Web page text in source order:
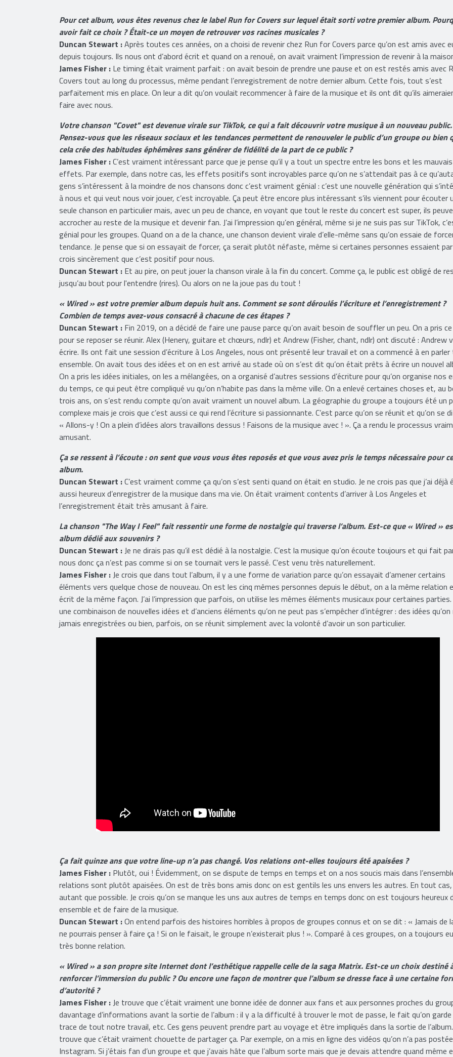
Pour cet album, vous êtes revenus chez le label Run for Covers sur lequel était sorti votre premier album.
avoir fait ce choix ? Était-ce un moyen de retrouver vos racines musicales ?
Duncan Stewart : Après toutes ces années, on a choisi de revenir chez Run for Covers parce qu’on est amis avec
depuis toujours. Ils nous ont d’abord écrit et quand on a renoué, on avait vraiment l’impression de revenir à la
James Fisher : Le timing était vraiment parfait : on avait besoin de prendre une pause et on est restés amis avec
Covers tout au long du processus, même pendant l’enregistrement de notre dernier album. Cette fois, tout s’est
parfaitement mis en place. On leur a dit qu’on voulait recommencer à faire de la musique et ils ont dit qu’ils
faire avec nous.
Votre chanson "Covet" est devenue virale sur TikTok, ce qui a fait découvrir votre musique à un nouveau public.
Pensez-vous que les réseaux sociaux et les tendances permettent de renouveler le public d’un groupe ou bien
cela crée des habitudes éphémères sans générer de fidélité de la part de ce public ?
James Fisher :C’est vraiment intéressant parce que je pense qu’il y a tout un spectre entre les bons et les mauvais
effets. Par exemple, dans notre cas, les effets positifs sont incroyables parce qu’on ne s’attendait pas à ce
gens s’intéressent à la moindre de nos chansons donc c’est vraiment génial : c’est une nouvelle génération qui
à nous et qui veut nous voir jouer, c’est incroyable. Ça peut être encore plus intéressant s’ils viennent pour écouter
seule chanson en particulier mais, avec un peu de chance, en voyant que tout le reste du concert est super, ils
accrocher au reste de la musique et devenir fan. J’ai l’impression qu’en général, même si je ne suis pas sur TikTok,
génial pour les groupes. Quand on a de la chance, une chanson devient virale d’elle-même sans qu’on essaie de
tendance. Je pense que si on essayait de forcer, ça serait plutôt néfaste, même si certaines personnes essaient
crois sincèrement que c’est positif pour nous.
Duncan Stewart :Et au pire, on peut jouer la chanson virale à la fin du concert. Comme ça, le public est obligé de
jusqu’au bout pour l'entendre (rires). Ou alors on ne la joue pas du tout !
« Wired » est votre premier album depuis huit ans. Comment se sont déroulés l’écriture et l’enregistrement ?
Combien de temps avez-vous consacré à chacune de ces étapes ?
Duncan Stewart : Fin 2019, on a décidé de faire une pause parce qu’on avait besoin de souffler un peu. On a pris
pour se reposer se réunir. Alex (Henery, guitare et chœurs, ndlr) et Andrew (Fisher, chant, ndlr) ont discuté : Andrew
écrire. Ils ont fait une session d’écriture à Los Angeles, nous ont présenté leur travail et on a commencé à en
ensemble. On avait tous des idées et on en est arrivé au stade où on s’est dit qu’on était prêts à écrire un nouvel
On a pris les idées initiales, on les a mélangées, on a organisé d’autres sessions d’écriture pour qu’on organise nos
du temps, ce qui peut être compliqué vu qu’on n’habite pas dans la même ville. On a enlevé certaines choses et, au
trois ans, on s’est rendu compte qu’on avait vraiment un nouvel album. La géographie du groupe a toujours été un
complexe mais je crois que c’est aussi ce qui rend l’écriture si passionnante. C’est parce qu’on se réunit et qu’on se
« Allons-y ! On a plein d’idées alors travaillons dessus ! Faisons de la musique avec ! ». Ça a rendu le processus
amusant.
Ça se ressent à l’écoute : on sent que vous vous êtes reposés et que vous avez pris le temps nécessaire pour
album.
Duncan Stewart :C’est vraiment comme ça qu’on s’est senti quand on était en studio. Je ne crois pas que j’ai déjà
aussi heureux d’enregistrer de la musique dans ma vie. On était vraiment contents d’arriver à Los Angeles et
l’enregistrement était très amusant à faire.
La chanson "The Way I Feel" fait ressentir une forme de nostalgie qui traverse l’album. Est-ce que « Wired »
album dédié aux souvenirs ?
Duncan Stewart : Je ne dirais pas qu’il est dédié à la nostalgie. C’est la musique qu’on écoute toujours et qui fait
nous donc ça n’est pas comme si on se tournait vers le passé. C’est venu très naturellement.
James Fisher :Je crois que dans tout l’album, il y a une forme de variation parce qu’on essayait d’amener certains
éléments vers quelque chose de nouveau. On est les cinq mêmes personnes depuis le début, on a la même relation
écrit de la même façon. J’ai l’impression que parfois, on utilise les mêmes éléments musicaux pour certaines parties.
une combinaison de nouvelles idées et d’anciens éléments qu’on ne peut pas s’empêcher d’intégrer : des idées qu’on
jamais enregistrées ou bien, parfois, on se réunit simplement avec la volonté d’avoir un son particulier.
Ça fait quinze ans que votre line-up n’a pas changé. Vos relations ont-elles toujours été apaisées ?
James Fisher :Plutôt, oui ! Évidemment, on se dispute de temps en temps et on a nos soucis mais dans
relations sont plutôt apaisées. On est de très bons amis donc on est gentils les uns envers les autres. En tout cas,
autant que possible. Je crois qu’on se manque les uns aux autres de temps en temps donc on est toujours heureux
ensemble et de faire de la musique.
Duncan Stewart :On entend parfois des histoires horribles à propos de groupes connus et on se dit : « Jamais de
ne pourrais penser à faire ça ! Si on le faisait, le groupe n’existerait plus ! ». Comparé à ces groupes, on a toujours
très bonne relation.
« Wired » a son propre site Internet dont l’esthétique rappelle celle de la saga Matrix. Est-ce un choix destiné
renforcer l’immersion du public ? Ou encore une façon de montrer que l’album se dresse face à une certaine
d’autorité ?
James Fisher :Je trouve que c’était vraiment une bonne idée de donner aux fans et aux personnes proches du
davantage d’informations avant la sortie de l’album : il y a la difficulté à trouver le mot de passe, le fait qu’on
trace de tout notre travail, etc. Ces gens peuvent prendre part au voyage et être impliqués dans la sortie de